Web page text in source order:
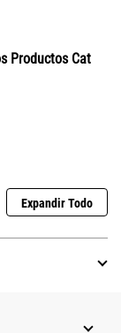
Productos Cat
Expandir Todo